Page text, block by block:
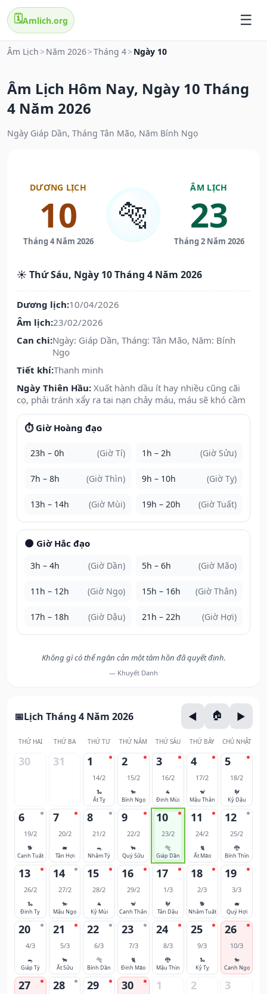
🗓️Amlich.org
Âm Lịch > Năm 2026>Tháng 4> Ngày 10
Âm Lịch Hôm Nay, Ngày 10 Tháng
4 Năm 2026
Ngày Giáp Dần, Tháng Tân Mão, Năm Bính Ngọ
DƯƠNG LỊCH
10
Tháng 4 Năm 2026
🐅
ÂM LỊCH
23
Tháng 2 Năm 2026
☀️ Thứ Sáu, Ngày 10 Tháng 4 Năm 2026
Dương lịch:10/04/2026
Âm lịch:23/02/2026
Can chi:Ngày: Giáp Dần, Tháng: Tân Mão, Năm: Bính
Ngọ
Tiết khí:Thanh minh
Ngày Thiên Hầu: Xuất hành dầu ít hay nhiều cũng cãi
cọ, phải tránh xẩy ra tai nạn chảy máu, máu sẽ khó cầm
⏱️ Giờ Hoàng đạo
23h – 0h (Giờ Tí) 1h – 2h (Giờ Sửu)
7h – 8h (Giờ Thìn) 9h – 10h (Giờ Tỵ)
13h – 14h (Giờ Mùi) 19h – 20h (Giờ Tuất)
🌑 Giờ Hắc đạo
3h – 4h (Giờ Dần) 5h – 6h (Giờ Mão)
11h – 12h (Giờ Ngọ) 15h – 16h (Giờ Thân)
17h – 18h (Giờ Dậu) 21h – 22h (Giờ Hợi)
Không gì có thể ngăn cản một tâm hồn đã quyết định.
— Khuyết Danh
Lịch Tháng 4 Năm 2026
THỨ HAI THỨ BA THỨ TƯ THỨ NĂM THỨ SÁU THỨ BẢY CHỦ NHẬT
30 31 1
14/2
🐍
Ất Tỵ
2
15/2
🐎
Bính Ngọ
3
16/2
🐐
Đinh Mùi
4
17/2
🐒
Mậu Thân
5
18/2
🐓
Kỷ Dậu
6
19/2
🐕
Canh Tuất
7
20/2
🐖
Tân Hợi
8
21/2
🐀
Nhâm Tý
9
22/2
🐂
Quý Sửu
10
23/2
🐅
Giáp Dần
11
24/2
🐈
Ất Mão
12
25/2
🐉
Bính Thìn
13
26/2
🐍
Đinh Tỵ
14
27/2
🐎
Mậu Ngọ
15
28/2
🐐
Kỷ Mùi
16
29/2
🐒
Canh Thân
17
1/3
🐓
Tân Dậu
18
2/3
🐕
Nhâm Tuất
19
3/3
🐖
Quý Hợi
20
4/3
🐀
Giáp Tý
21
5/3
🐂
Ất Sửu
22
6/3
🐅
Bính Dần
23
7/3
🐈
Đinh Mão
24
8/3
🐉
Mậu Thìn
25
9/3
🐍
Kỷ Tỵ
26
10/3
🐎
Canh Ngọ
27 28 29 30 1 2 3